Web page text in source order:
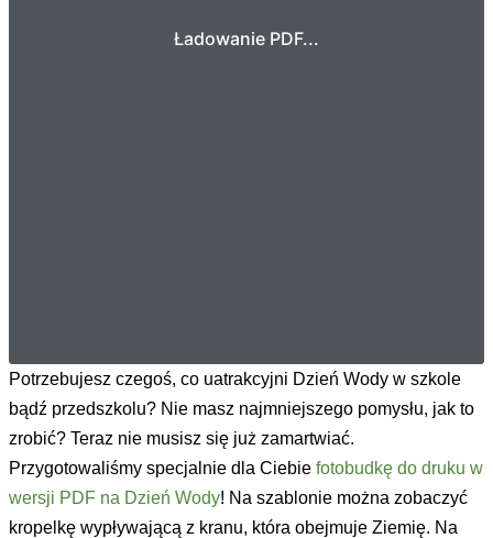
Ładowanie PDF...
Potrzebujesz czegoś, co uatrakcyjni Dzień Wody w szkole
bądź przedszkolu? Nie masz najmniejszego pomysłu, jak to
zrobić? Teraz nie musisz się już zamartwiać.
Przygotowaliśmy specjalnie dla Ciebie fotobudkę do druku w
wersji PDF na Dzień Wody! Na szablonie można zobaczyć
kropelkę wypływającą z kranu, która obejmuje Ziemię. Na